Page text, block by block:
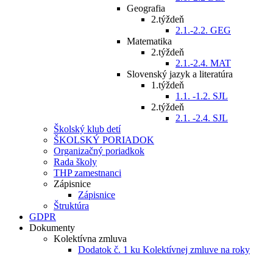
Geografia
2.týždeň
2.1.-2.2. GEG
Matematika
2.týždeň
2.1.-2.4. MAT
Slovenský jazyk a literatúra
1.týždeň
1.1. -1.2. SJL
2.týždeň
2.1. -2.4. SJL
Školský klub detí
ŠKOLSKÝ PORIADOK
Organizačný poriadkok
Rada školy
THP zamestnanci
Zápisnice
Zápisnice
Štruktúra
GDPR
Dokumenty
Kolektívna zmluva
Dodatok č. 1 ku Kolektívnej zmluve na roky